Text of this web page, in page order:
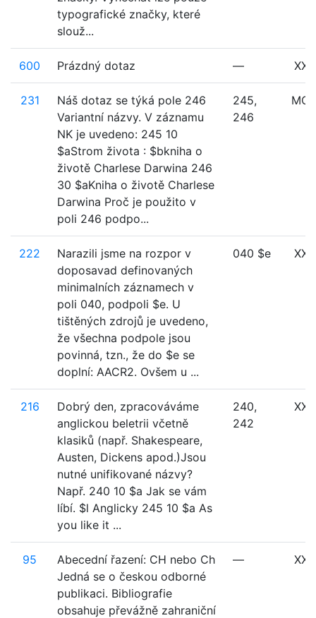
typografické značky, které
slouž...
600 Prázdný dotaz — XXX
231
Náš dotaz se týká pole 246
Variantní názvy. V záznamu
NK je uvedeno: 245 10
$aStrom života : $bkniha o
životě Charlese Darwina 246
30 $aKniha o životě Charlese
Darwina Proč je použito v
poli 246 podpo...
245,
246
222
Narazili jsme na rozpor v
doposavad definovaných
minimalních záznamech v
poli 040, podpoli $e. U
tištěných zdrojů je uvedeno,
že všechna podpole jsou
povinná, tzn., že do $e se
doplní: AACR2. Ovšem u ...
040 $e XXX
216
Dobrý den, zpracováváme
anglickou beletrii včetně
klasiků (např. Shakespeare,
Austen, Dickens apod.)Jsou
nutné unifikované názvy?
Např. 240 10 $a Jak se vám
líbí. $l Anglicky 245 10 $a As
you like it ...
240,
242
XXX
95
Abecední řazení: CH nebo Ch
Jedná se o českou odborné
publikaci. Bibliografie
obsahuje převážně zahraniční
— XXX